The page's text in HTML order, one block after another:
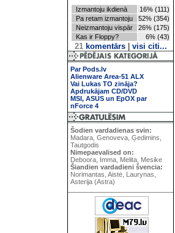
Izmantoju ikdienā
16% (111)
Pa retam izmantoju
52% (354)
Neizmantoju vispār
26% (175)
Kas ir Floppy?
6% (43)
21komentārs| visi citi...
Par Pods.lv
Alienware Area-51 ALX
Vai Lukas TO zināja?
Apdrukājam CD/DVD
MSI, ASUS un EpOX par
nForce 4
Šodien vardadienas svin:
Madara, Genoveva, Ģedimins,
Tautgodis
Nimepaevalised on:
Deboora, Imma, Melita, Mesike
Šiandien vardadieni švencia:
Norimantas, Aistė, Laurynas,
Asterija (Astra)